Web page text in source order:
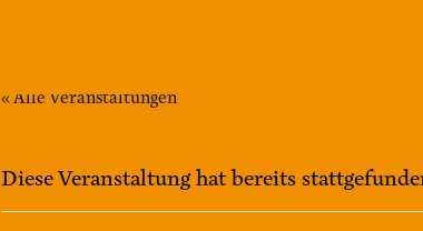
« Alle Veranstaltungen
Diese Veranstaltung hat bereits